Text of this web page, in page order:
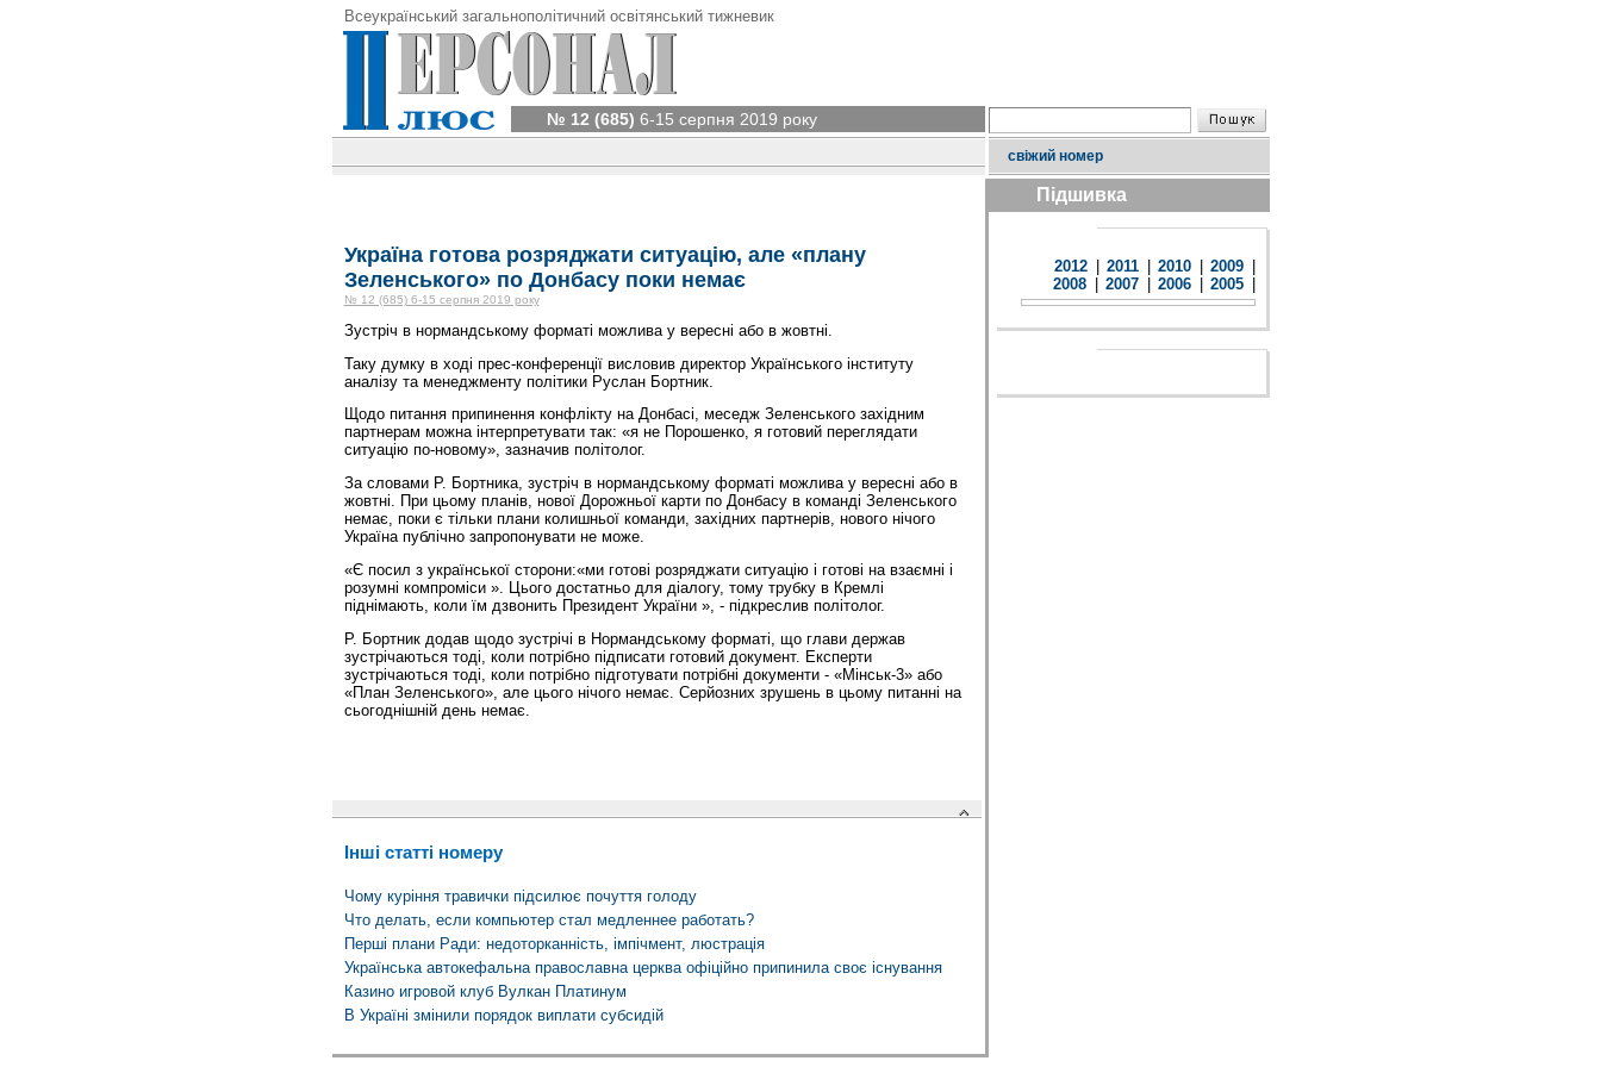
Всеукраїнський загальнополітичний освітянський тижневик
№ 12 (685) 6-15 серпня 2019 року
свіжий номер
Україна готова розряджати ситуацію, але «плану
Зеленського» по Донбасу поки немає
№ 12 (685) 6-15 серпня 2019 року
Зустріч в нормандському форматі можлива у вересні або в жовтні.
Таку думку в ході прес-конференції висловив директор Українського інституту
аналізу та менеджменту політики Руслан Бортник.
Щодо питання припинення конфлікту на Донбасі, меседж Зеленського західним
партнерам можна інтерпретувати так: «я не Порошенко, я готовий переглядати
ситуацію по-новому», зазначив політолог.
За словами Р. Бортника, зустріч в нормандському форматі можлива у вересні або в
жовтні. При цьому планів, нової Дорожньої карти по Донбасу в команді Зеленського
немає, поки є тільки плани колишньої команди, західних партнерів, нового нічого
Україна публічно запропонувати не може.
«Є посил з української сторони:«ми готові розряджати ситуацію і готові на взаємні і
розумні компроміси ». Цього достатньо для діалогу, тому трубку в Кремлі
піднімають, коли їм дзвонить Президент України », - підкреслив політолог.
Р. Бортник додав щодо зустрічі в Нормандському форматі, що глави держав
зустрічаються тоді, коли потрібно підписати готовий документ. Експерти
зустрічаються тоді, коли потрібно підготувати потрібні документи - «Мінськ-3» або
«План Зеленського», але цього нічого немає. Серйозних зрушень в цьому питанні на
сьогоднішній день немає.
Інші статті номеру
Чому куріння травички підсилює почуття голоду
Что делать, если компьютер стал медленнее работать?
Перші плани Ради: недоторканність, імпічмент, люстрація
Українська автокефальна православна церква офіційно припинила своє існування
Казино игровой клуб Вулкан Платинум
В Україні змінили порядок виплати субсидій
Підшивка
2012 2011 2010 2009
2008
2007 2006 2005